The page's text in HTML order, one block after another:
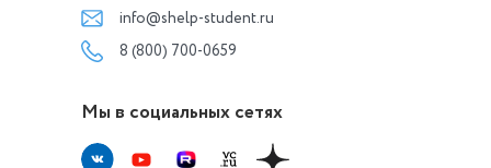
info@shelp-student.ru
8 (800) 700-0659
Мы в социальных сетях